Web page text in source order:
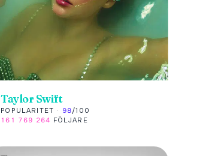
Taylor Swift
POPULARITET · 98/100
161 769 264 FÖLJARE